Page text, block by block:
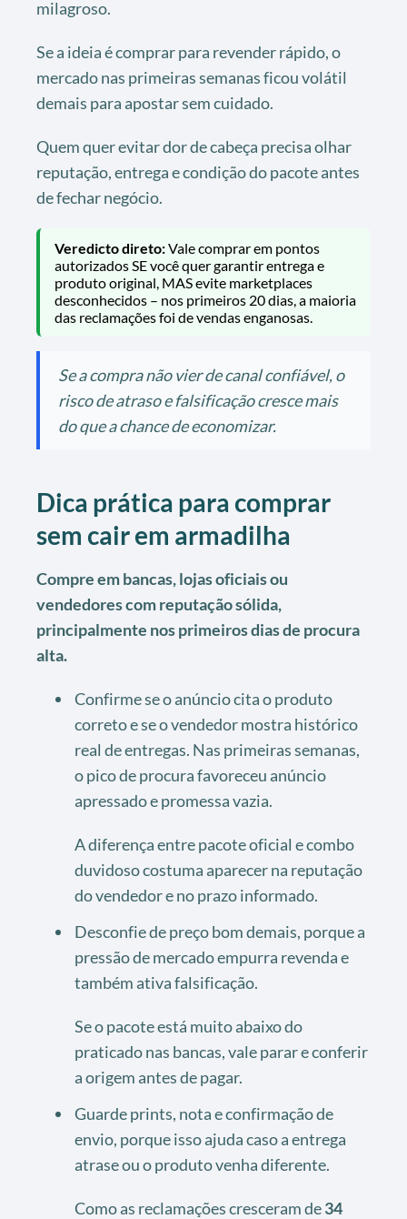
milagroso.
Se a ideia é comprar para revender rápido, o
mercado nas primeiras semanas ficou volátil
demais para apostar sem cuidado.
Quem quer evitar dor de cabeça precisa olhar
reputação, entrega e condição do pacote antes
de fechar negócio.
Veredicto direto:Vale comprar em pontos
autorizados SE você quer garantir entrega e
produto original, MAS evite marketplaces
desconhecidos – nos primeiros 20 dias, a maioria
das reclamações foi de vendas enganosas.
Se a compra não vier de canal confiável, o
risco de atraso e falsificação cresce mais
do que a chance de economizar.
Dica prática para comprar
sem cair em armadilha
Compre em bancas, lojas oficiais ou
vendedores com reputação sólida,
principalmente nos primeiros dias de procura
alta.
Confirme se o anúncio cita o produto
correto e se o vendedor mostra histórico
real de entregas. Nas primeiras semanas,
o pico de procura favoreceu anúncio
apressado e promessa vazia.
A diferença entre pacote oficial e combo
duvidoso costuma aparecer na reputação
do vendedor e no prazo informado.
Desconfie de preço bom demais, porque a
pressão de mercado empurra revenda e
também ativa falsificação.
Se o pacote está muito abaixo do
praticado nas bancas, vale parar e conferir
a origem antes de pagar.
Guarde prints, nota e confirmação de
envio, porque isso ajuda caso a entrega
atrase ou o produto venha diferente.
Como as reclamações cresceram de34